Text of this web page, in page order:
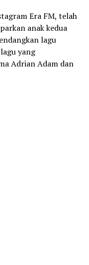
Era FM, telah
anak kedua
lagu
yang
Adrian Adam dan